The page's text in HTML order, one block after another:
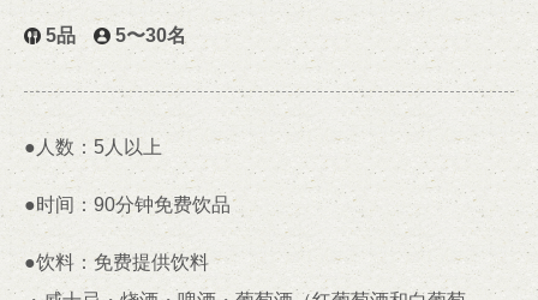
5品 5〜30名
●人数：5人以上
●时间：90分钟免费饮品
●饮料：免费提供饮料